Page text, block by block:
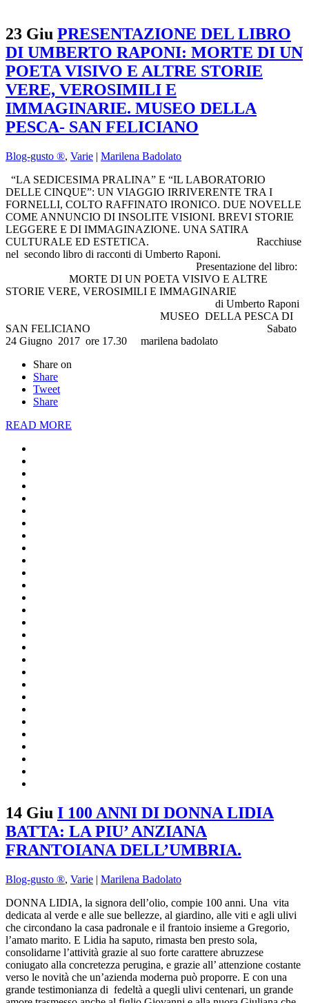
23 Giu PRESENTAZIONE DEL LIBRO
DI UMBERTO RAPONI: MORTE DI UN
POETA VISIVO E ALTRE STORIE
VERE, VEROSIMILI E
IMMAGINARIE. MUSEO DELLA
PESCA- SAN FELICIANO
Blog-gusto ®, Varie | Marilena Badolato
“LA SEDICESIMA PRALINA” E “IL LABORATORIO
DELLE CINQUE”: UN VIAGGIO IRRIVERENTE TRA I
FORNELLI, COLTO RAFFINATO IRONICO. DUE NOVELLE
COME ANNUNCIO DI INSOLITE VISIONI. BREVI STORIE
LEGGERE E DI IMMAGINAZIONE. UNA SATIRA
CULTURALE ED ESTETICA. Racchiuse
nel secondo libro di racconti di Umberto Raponi.
Presentazione del libro:
MORTE DI UN POETA VISIVO E ALTRE
STORIE VERE, VEROSIMILI E IMMAGINARIE
di Umberto Raponi
MUSEO DELLA PESCA DI
SAN FELICIANO Sabato
24 Giugno 2017 ore 17.30 marilena badolato
Share on
Share
Tweet
Share
READ MORE
14 Giu I 100 ANNI DI DONNA LIDIA
BATTA: LA PIU’ ANZIANA
FRANTOIANA DELL’UMBRIA.
Blog-gusto ®, Varie | Marilena Badolato
DONNA LIDIA, la signora dell’olio, compie 100 anni. Una vita
dedicata al verde e alle sue bellezze, al giardino, alle viti e agli ulivi
che circondano la casa padronale e il frantoio insieme a Gregorio,
l’amato marito. E Lidia ha saputo, rimasta ben presto sola,
consolidarne l’attività grazie al suo forte carattere abruzzese
coniugato alla concretezza perugina, e grazie all’ attenzione costante
verso le novità che un’azienda moderna può proporre. E con una
grande testimonianza di fedeltà a quegli ulivi centenari, un grande